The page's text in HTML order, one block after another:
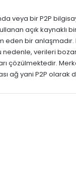
veya bir P2P
açık kaynaklı bir
eden bir
nedenle, verileri
çözülmektedir.
ağ yani P2P olarak